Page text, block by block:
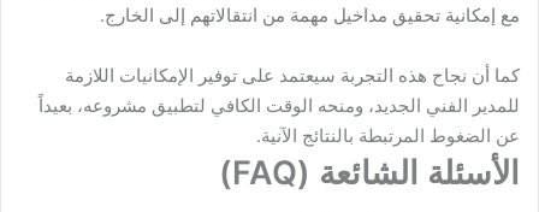
مع إمكانية تحقيق مداخيل مهمة من انتقالاتهم إلى الخارج.
كما أن نجاح هذه التجربة سيعتمد على توفير الإمكانيات اللازمة
للمدير الفني الجديد، ومنحه الوقت الكافي لتطبيق مشروعه، بعيداً
عن الضغوط المرتبطة بالنتائج الآنية.
الأسئلة الشائعة (FAQ)